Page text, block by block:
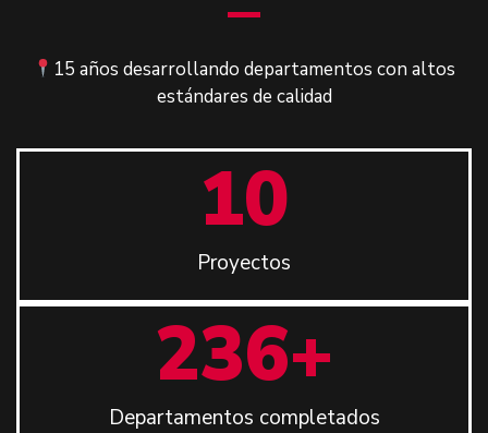
15 años desarrollando departamentos con altos
estándares de calidad
Proyectos
10
Departamentos completados
236+